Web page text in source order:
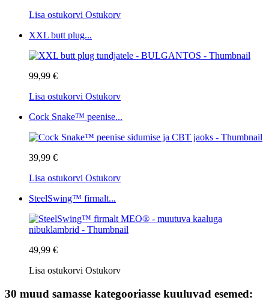
Lisa ostukorvi Ostukorv
XXL butt plug...
99,99 €
Lisa ostukorvi Ostukorv
Cock Snake™ peenise...
39,99 €
Lisa ostukorvi Ostukorv
SteelSwing™ firmalt...
49,99 €
Lisa ostukorvi Ostukorv
30 muud samasse kategooriasse kuuluvad esemed: